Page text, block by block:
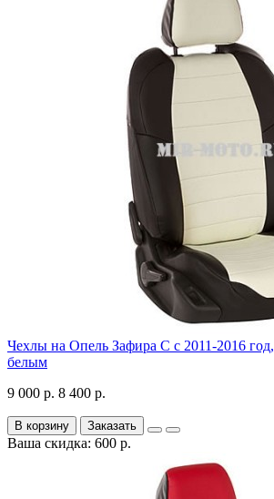
Чехлы на Опель Зафира С с 2011-2016
белым
9 000 р. 8 400 р.
В корзину Заказать
Ваша скидка: 600 р.